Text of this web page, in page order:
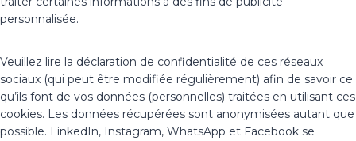
personnalisée.
Veuillez lire la déclaration de confidentialité de ces réseaux
sociaux (qui peut être modifiée régulièrement) afin de savoir ce
qu’ils font de vos données (personnelles) traitées en utilisant ces
cookies. Les données récupérées sont anonymisées autant que
possible. LinkedIn, Instagram, WhatsApp et Facebook se